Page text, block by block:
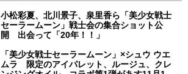
小松彩夏、北川景子、泉里香ら「美少女戦士
セーラームーン」戦士会の集合ショット公
開 出会って「20年！！」
「美少女戦士セーラームーン」×シュウ ウエ
ムラ 限定のアイパレット、ルージュ、クレ